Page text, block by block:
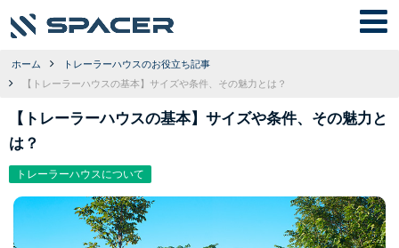
ホーム
トレーラーハウスのお役立ち記事
【トレーラーハウスの基本】サイズや条件、その魅力とは？
【トレーラーハウスの基本】サイズや条件、その魅力と
は？
トレーラーハウスについて